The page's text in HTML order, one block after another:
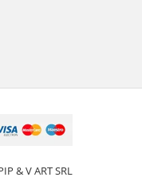
& V ART SRL